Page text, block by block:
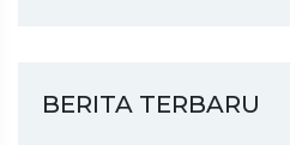
BERITA TERBARU